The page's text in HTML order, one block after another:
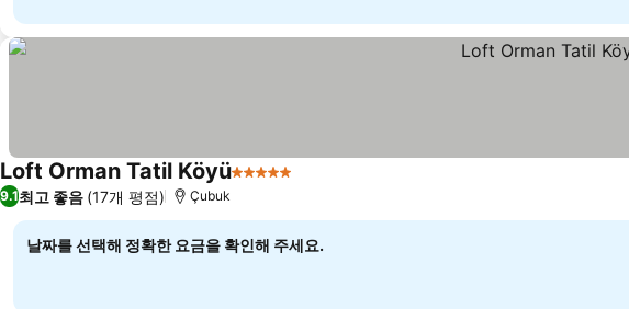
Loft Orman Tatil Köyü5 성급
9.1최고 좋음 (17개 평점) Çubuk
날짜를 선택해 정확한 요금을 확인해 주세요.